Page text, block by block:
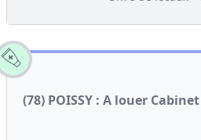
(78) POISSY : A louer